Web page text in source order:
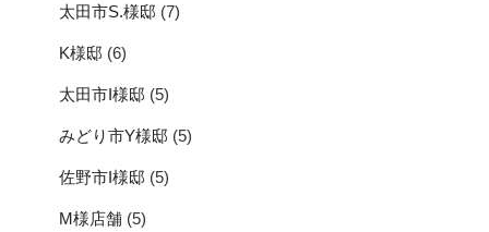
太田市S.様邸 (7)
K様邸 (6)
太田市I様邸 (5)
みどり市Y様邸 (5)
佐野市I様邸 (5)
M様店舗 (5)